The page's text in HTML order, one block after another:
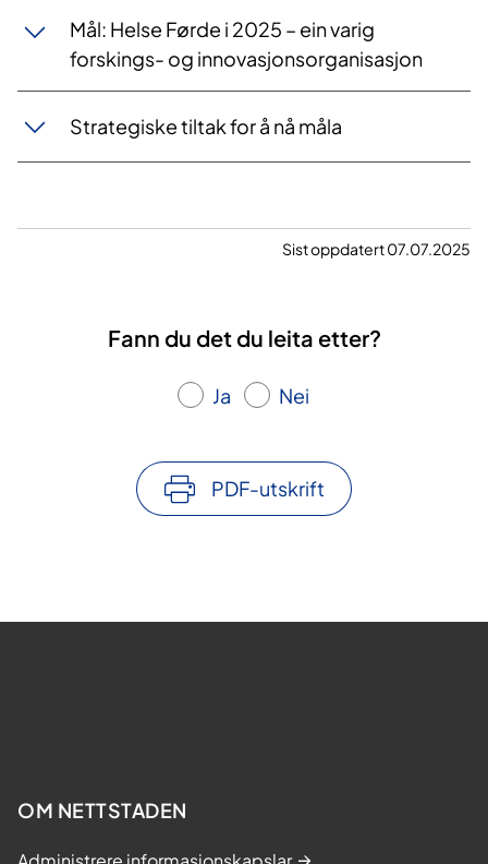
Mål: Helse Førde i 2025 – ein varig
forskings- og innovasjonsorganisasjon
Strategiske tiltak for å nå måla
Sist oppdatert 07.07.2025
Fann du det du leita etter?
Ja Nei
PDF-utskrift
OM NETTSTADEN